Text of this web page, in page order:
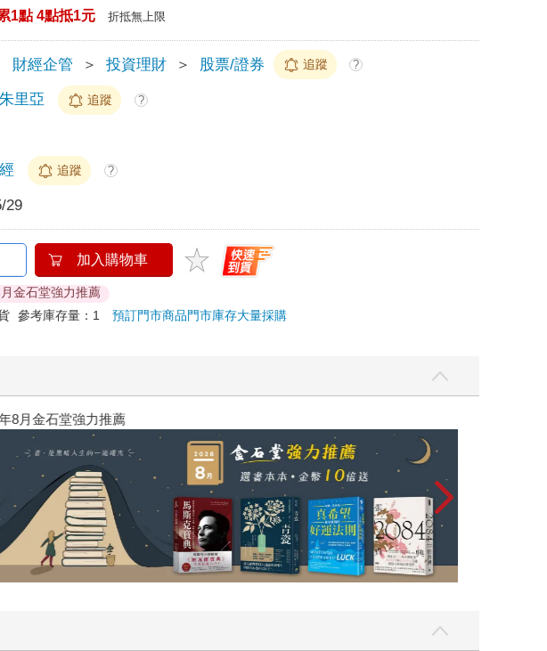
1點 4點抵1元 折抵無上限
財經企管 ＞ 投資理財 ＞ 股票/證券 追蹤 ?
里亞 追蹤 ?
追蹤 ?
29
加入購物車
金石堂強力推薦
參考庫存量：1預訂門市商品門市庫存大量採購
金石堂強力推薦